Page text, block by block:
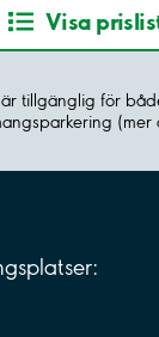
Visa
tillgänglig för
(mer